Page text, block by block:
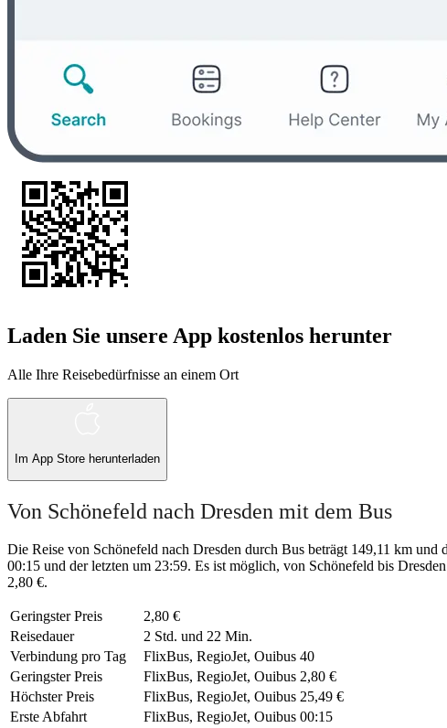
Laden Sie unsere App kostenlos herunter
Alle Ihre Reisebedürfnisse an einem Ort
Im App Store herunterladen
Von Schönefeld nach Dresden mit dem Bus
Die Reise von Schönefeld nach Dresden durch Bus beträgt 149,11 km
00:15 und der letzten um 23:59. Es ist möglich, von Schönefeld bis
2,80 €.
Geringster Preis
2,80 €
Reisedauer
2 Std. und 22 Min.
Verbindung pro Tag
FlixBus, RegioJet, Ouibus 40
Geringster Preis
FlixBus, RegioJet, Ouibus 2,80 €
Höchster Preis
FlixBus, RegioJet, Ouibus 25,49 €
Erste Abfahrt
FlixBus, RegioJet, Ouibus 00:15